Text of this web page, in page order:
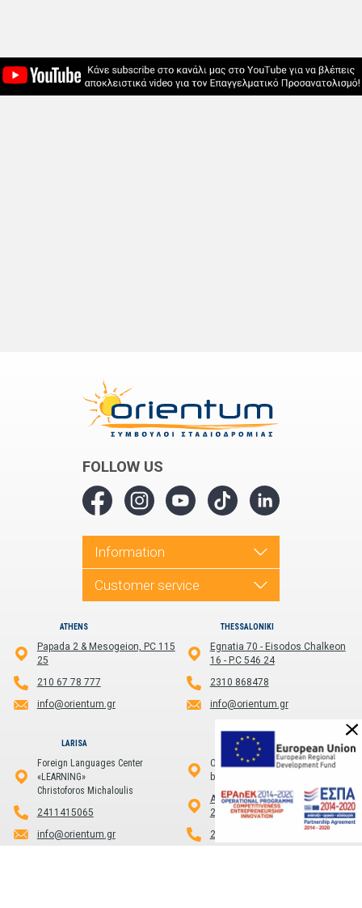
FOLLOW US
Information
Customer service
ATHENS
Papada 2 & Mesogeion, PC 115
25
210 67 78 777
info@orientum.gr
THESSALONIKI
Egnatia 70 - Eisodos Chalkeon
16 - P.C 546 24
2310 868478
info@orientum.gr
LARISA
Foreign Languages Center
«LEARNING»
Christoforos Michaloulis
2411415065
info@orientum.gr
KALAMATA
Officium
by PHAOS
Aristomenous 1 , Kalamata,
24100
2721101186